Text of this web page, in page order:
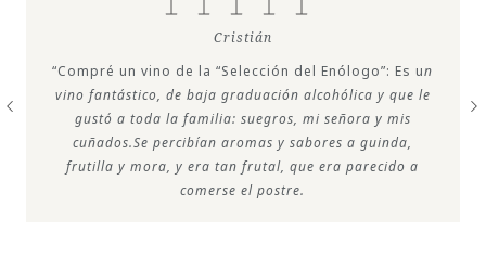
Cristián
“Compré un vino de la “Selección del Enólogo”: Es un
vino fantástico, de baja graduación alcohólica y que le
gustó a toda la familia: suegros, mi señora y mis
cuñados.Se percibían aromas y sabores a guinda,
frutilla y mora, y era tan frutal, que era parecido a
comerse el postre.